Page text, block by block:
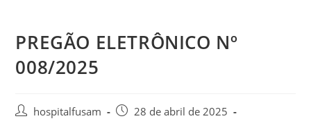
PREGÃO ELETRÔNICO Nº
008/2025
hospitalfusam
28 de abril de 2025